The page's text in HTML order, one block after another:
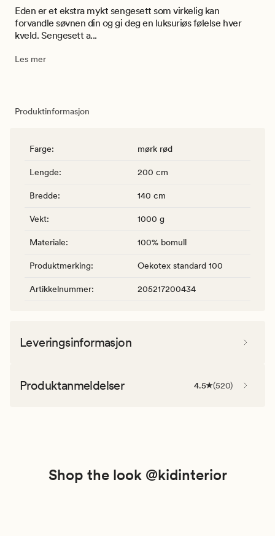
Eden er et ekstra mykt sengesett som virkelig kan
forvandle søvnen din og gi deg en luksuriøs følelse hver
kveld. Sengesett a...
Les mer
Produktinformasjon
Farge: mørk rød
Lengde: 200 cm
Bredde: 140 cm
Vekt: 1000 g
Materiale: 100% bomull
Produktmerking: Oekotex standard 100
Artikkelnummer: 205217200434
Leveringsinformasjon
Produktanmeldelser 4.5 (520)
Shop the look @kidinterior